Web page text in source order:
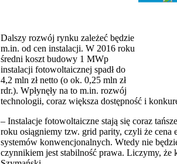
Dalszy rozwój rynku zależeć będzie
m.in. od cen instalacji. W 2016 roku
średni koszt budowy 1 MWp
instalacji fotowoltaicznej spadł do
4,2 mln zł netto (o ok. 0,25 mln zł
rdr.). Wpłynęły na to m.in. rozwój
technologii, coraz większa dostępność i
– Instalacje fotowoltaiczne stają się coraz
roku osiągniemy tzw. grid parity, czyli że
systemów konwencjonalnych. Wtedy nie
czynnikiem jest stabilność prawa. Liczymy,